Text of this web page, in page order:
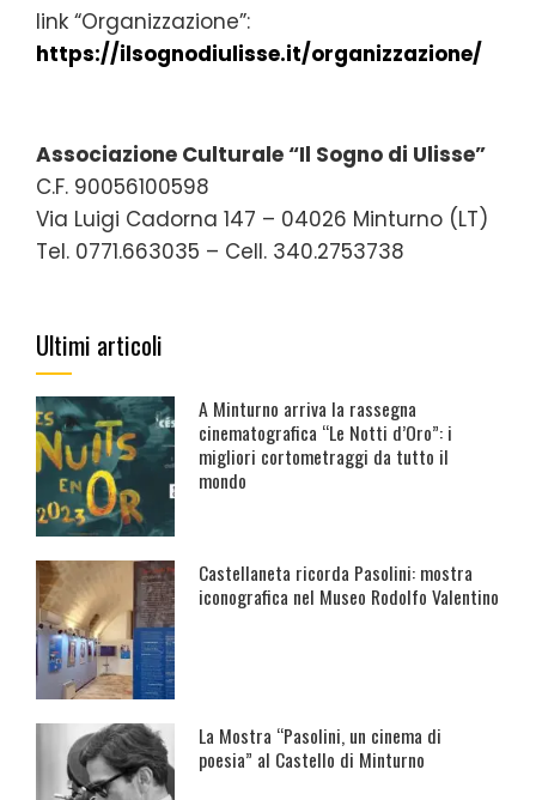
link “Organizzazione”:
https://ilsognodiulisse.it/organizzazione/
Associazione Culturale “Il Sogno di Ulisse”
C.F. 90056100598
Via Luigi Cadorna 147 – 04026 Minturno (LT)
Tel. 0771.663035 – Cell. 340.2753738
Ultimi articoli
A Minturno arriva la rassegna
cinematografica “Le Notti d’Oro”: i
migliori cortometraggi da tutto il
mondo
Castellaneta ricorda Pasolini: mostra
iconografica nel Museo Rodolfo Valentino
La Mostra “Pasolini, un cinema di
poesia” al Castello di Minturno